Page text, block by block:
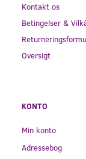
Kontakt os
Betingelser &
Oversigt
KONTO
Min konto
Adressebog